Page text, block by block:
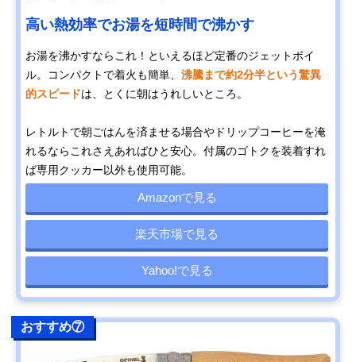
高い熱効率でお湯を短時間で沸かす
お湯を沸かすならこれ！といえるほど定番のジェットボイ
ル。コンパクトで着火も簡単、 沸騰まで約2分半という驚異
的スピードは、とくに朝はうれしいところ。
レトルトで朝ごはんを済ませる場合やドリップコーヒーを淹
れるならこれさえあればひと安心。付属のゴトクを装着すれ
ば専用クッカー以外も使用可能。
Amazonで見る
楽天市場で見る
Yahoo!で見る
おすすめ⑦